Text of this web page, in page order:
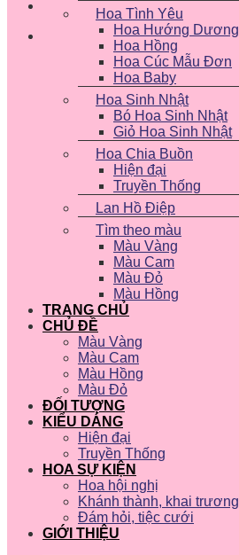
Hoa Tình Yêu
Hoa Hướng Dương
Hoa Hồng
Hoa Cúc Mẫu Đơn
Hoa Baby
Hoa Sinh Nhật
Bó Hoa Sinh Nhật
Giỏ Hoa Sinh Nhật
Hoa Chia Buồn
Hiện đại
Truyền Thống
Lan Hồ Điệp
Tìm theo màu
Màu Vàng
Màu Cam
Màu Đỏ
Màu Hồng
TRANG CHỦ
CHỦ ĐỀ
Màu Vàng
Màu Cam
Màu Hồng
Màu Đỏ
ĐỐI TƯỢNG
KIỂU DÁNG
Hiện đại
Truyền Thống
HOA SỰ KIỆN
Hoa hội nghị
Khánh thành, khai trương
Đám hỏi, tiệc cưới
GIỚI THIỆU